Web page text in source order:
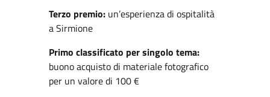
Terzo premio: un’esperienza di ospitalità
a Sirmione
Primo classificato per singolo tema:
buono acquisto di materiale fotografico
per un valore di 100 €